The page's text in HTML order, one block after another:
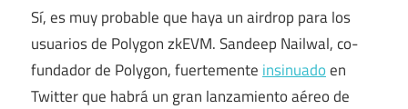
Sí, es muy probable que haya un airdrop para los
usuarios de Polygon zkEVM. Sandeep Nailwal, co-
fundador de Polygon, fuertemente insinuadoen
Twitter que habrá un gran lanzamiento aéreo de